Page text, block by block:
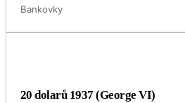
Bankovky
20 dolarů 1937 (George VI)